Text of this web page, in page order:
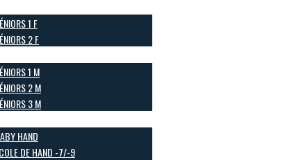
1 F
2 F
1 M
2 M
3 M
HAND
DE HAND -7/-9